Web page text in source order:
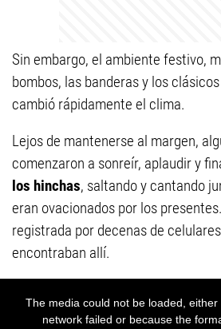
Sin embargo, el ambiente festivo,
bombos, las banderas y los
cambió rápidamente el clima.
Lejos de mantenerse al margen,
comenzaron a sonreír, aplaudir y
los hinchas, saltando y cantando
eran ovacionados por los
registrada por decenas de
encontraban allí.